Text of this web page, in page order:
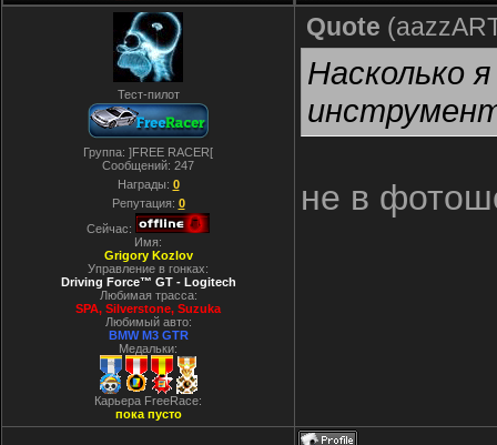
Тест-пилот
Группа: ]FREE RACER[
Сообщений: 247
Награды: 0
Репутация: 0
Сейчас:
Имя:
Grigory Kozlov
Управление в гонках:
Driving Force™ GT - Logitech
Любимая трасса:
SPA, Silverstone, Suzuka
Любимый авто:
BMW M3 GTR
Медальки:
Карьера FreeRace:
пока пусто
Quote (
Насколько
не в